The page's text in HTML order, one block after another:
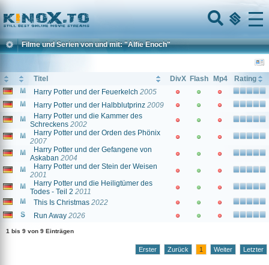
Home
Menu
Filme und Serien von und mit: "Alfie Enoch"
Titel DivX Flash Mp4
Rating
Harry Potter und der Feuerkelch 2005
Harry Potter und der Halbblutprinz 2009
Harry Potter und die Kammer des
Schreckens 2002
Harry Potter und der Orden des Phönix
2007
Harry Potter und der Gefangene von
Askaban 2004
Harry Potter und der Stein der Weisen
2001
Harry Potter und die Heiligtümer des
Todes - Teil 2 2011
This Is Christmas 2022
Run Away 2026
1 bis 9 von 9 Einträgen
Erster Zurück 1 Weiter Letzter